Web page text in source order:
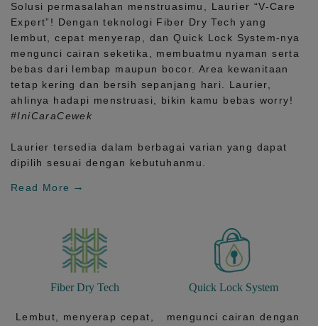
Solusi permasalahan menstruasimu, Laurier “V-Care
Expert”! Dengan teknologi Fiber Dry Tech yang
lembut, cepat menyerap, danQuick Lock System-nya
mengunci cairan seketika, membuatmu nyaman serta
bebas dari lembap maupun bocor. Area kewanitaan
tetap kering dan bersih sepanjang hari.
Laurier,
ahlinya hadapi menstruasi, bikin kamu bebas worry!
#IniCaraCewek
Laurier tersedia dalam berbagai varian yang dapat
dipilih sesuai dengan kebutuhanmu.
Read More
Fiber Dry Tech
Lembut, menyerap cepat,
Quick Lock System
mengunci cairan dengan